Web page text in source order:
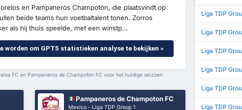
en Pampaneros Champotón, die plaatsvindt op
beide teams hun voetbaltalent tonen. Zorros
als hij thuis speelde, met een winstp...
om GPT5 statistieken analyse te bekijken »
FC en Pampaneros de Champoton FC voor het huidige seizoen.
Pampaneros de Champoton FC
Mexico - Liga TDP Group 1
Liga TDP
Liga TDP
Liga TDP
Liga TDP
Liga TDP
Liga TDP